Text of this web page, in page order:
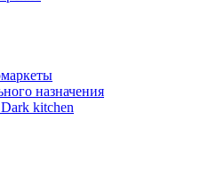
назначения
kitchen